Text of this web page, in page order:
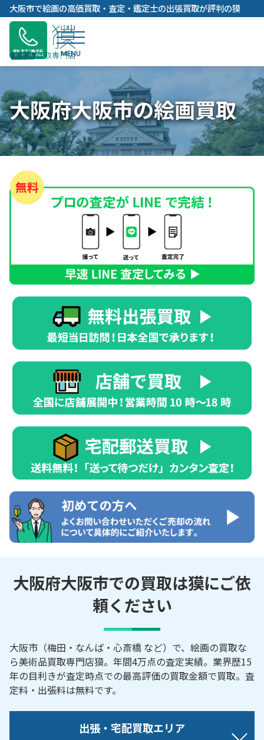
内
容
キ
ッ
プ
大阪市で絵画の高価買取・査定・鑑定士の出張買取が評判の獏
無料通話
大阪府大阪市の絵画買取
大阪府大阪市での買取は獏にご依
頼ください
大阪市（梅田・なんば・心斎橋 など）で、絵画の買取な
ら美術品買取専門店獏。年間4万点の査定実績。業界歴15
年の目利きが査定時点での最高評価の買取金額で買取。査
定料・出張料は無料です。
出張・宅配買取エリア